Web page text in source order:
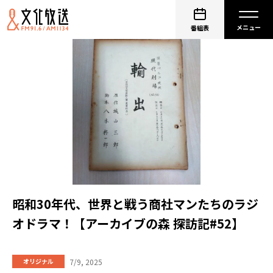
番組表
昭和30年代、世界と戦う商社マンたちのラジ
オドラマ！【アーカイブの森 探訪記#52】
オリジナル 7/9, 2025